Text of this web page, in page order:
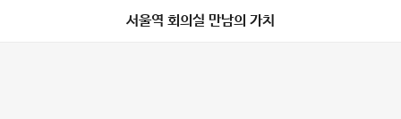
서울역 회의실 만남의 가치